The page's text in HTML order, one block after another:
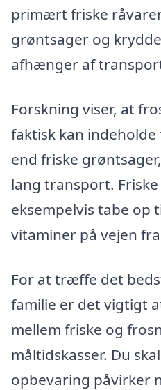
primært friske
grøntsager og
afhænger af
Forskning viser, at
faktisk kan
end friske
lang transport.
eksempelvis tabe op
vitaminer på vejen
For at træffe det
familie er det vigtigt
mellem friske og
måltidskasser. Du
opbevaring påvirker